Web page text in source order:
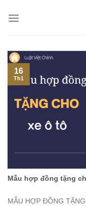
Mẫu hợp đồng tặng
MẪU HỢP ĐỒNG
16
Th1